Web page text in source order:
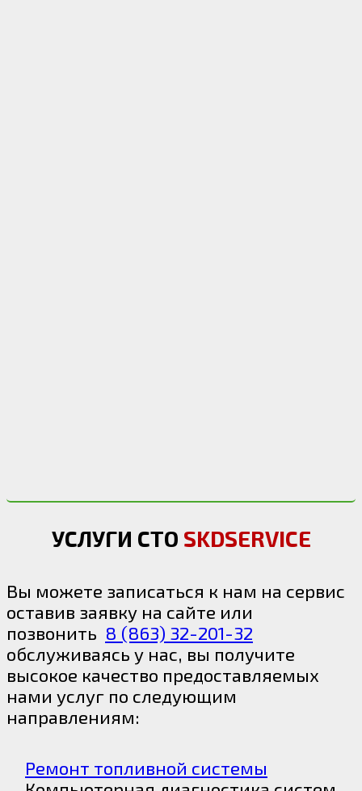
УСЛУГИ СТО SKDSERVICE
Вы можете записаться к нам на сервис
оставив заявку на сайте или
позвонить 8 (863) 32-201-32
обслуживаясь у нас, вы получите
высокое качество предоставляемых
нами услуг по следующим
направлениям:
Ремонт топливной системы